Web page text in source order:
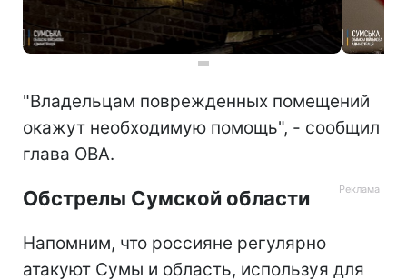
"Владельцам поврежденных помещений
окажут необходимую помощь", - сообщил
глава ОВА.
Обстрелы Сумской области
Напомним, что россияне регулярно
атакуют Сумы и область, используя для